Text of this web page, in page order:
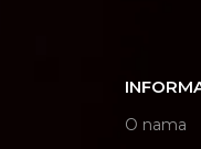
O nama